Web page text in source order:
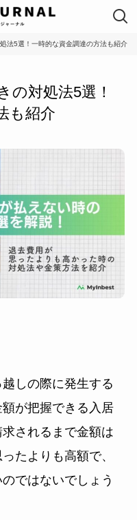
法5選！一時的な資金調達の方法も紹介
の対処法5選！
も紹介
しの際に発生する
が把握できる入居
されるまで金額は
たよりも高額で、
ではないでしょう